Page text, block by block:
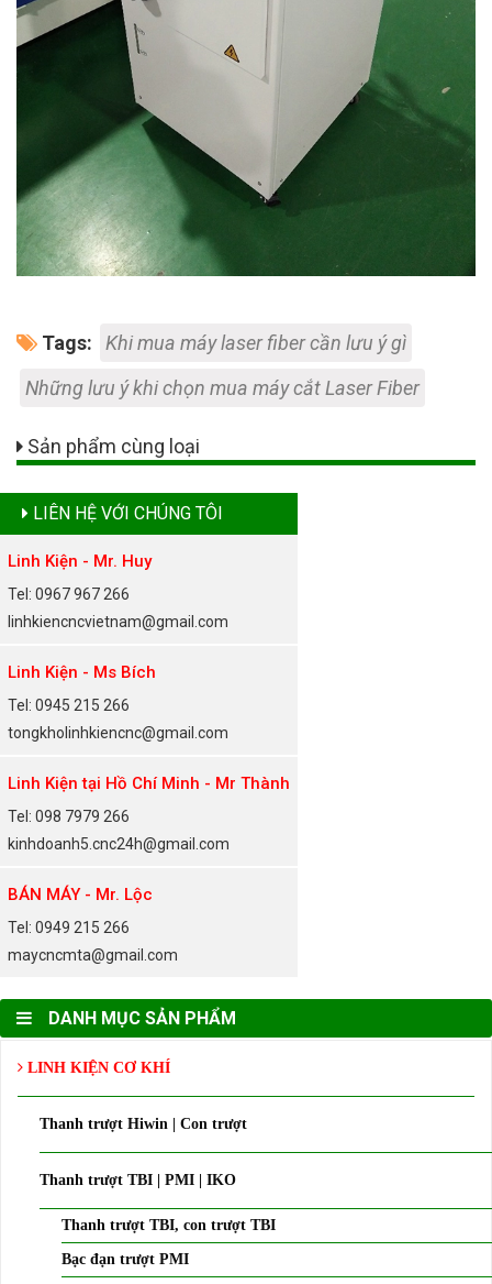
Tags:
Khi mua máy laser fiber cần lưu ý gì
Những lưu ý khi chọn mua máy cắt Laser Fiber
Sản phẩm cùng loại
LIÊN HỆ VỚI CHÚNG TÔI
Linh Kiện - Mr. Huy
Tel: 0967 967 266
linhkiencncvietnam@gmail.com
Linh Kiện - Ms Bích
Tel: 0945 215 266
tongkholinhkiencnc@gmail.com
Linh Kiện tại Hồ Chí Minh - Mr Thành
Tel: 098 7979 266
kinhdoanh5.cnc24h@gmail.com
BÁN MÁY - Mr. Lộc
Tel: 0949 215 266
maycncmta@gmail.com
DANH MỤC SẢN PHẨM
LINH KIỆN CƠ KHÍ
Thanh trượt Hiwin | Con trượt
Thanh trượt TBI | PMI | IKO
Thanh trượt TBI, con trượt TBI
Bạc đạn trượt PMI